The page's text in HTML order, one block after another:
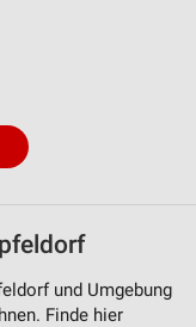
und Umgebung
Finde hier